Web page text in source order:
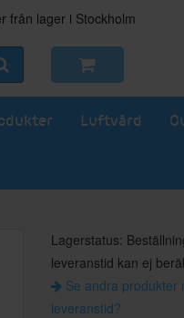
från lager i Stockholm
Luftvård
Lagerstatus:
leveranstid kan ej
Se andra produkter
leveranstid?